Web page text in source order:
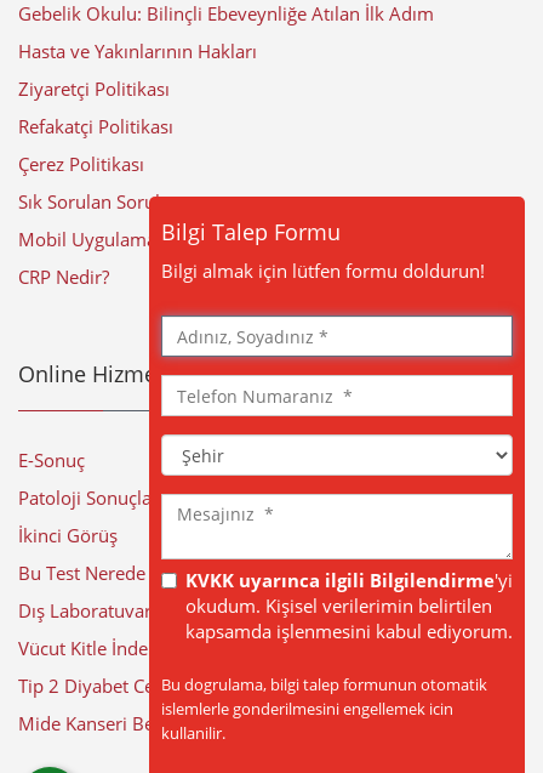
Bilgi Talep Formu
Bilgi almak için lütfen formu doldurun!
Adınız,
Soyadınız
Telefon
Numaranız
Şehir
Mesajınız
KVKK uyarınca ilgili Bilgilendirme'yi
okudum. Kişisel verilerimin belirtilen
kapsamda işlenmesini kabul ediyorum.
Bu dogrulama, bilgi talep formunun otomatik
islemlerle gonderilmesini engellemek icin
kullanilir.
Gebelik Okulu: Bilinçli Ebeveynliğe Atılan İlk Adım
Hasta ve Yakınlarının Hakları
Ziyaretçi Politikası
Refakatçi Politikası
Çerez Politikası
Sık Sorulan Sorular
Mobil Uygulama
CRP Nedir?
Online Hizmetler
E-Sonuç
Patoloji Sonuçları
İkinci Görüş
Bu Test Nerede Yapılıyor?
Dış Laboratuvar Sonuçları
Vücut Kitle İndeksi Hesaplama
Tip 2 Diyabet Cerrahisi
Mide Kanseri Belirtileri